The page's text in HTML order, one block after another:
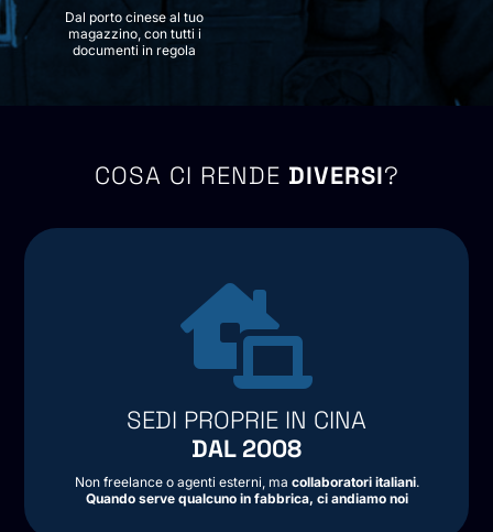
Dal porto cinese al tuo
magazzino, con tutti i
documenti in regola
COSA CI RENDE DIVERSI?

SEDI PROPRIE IN CINA
DAL 2008
Non freelance o agenti esterni, ma collaboratori italiani.
Quando serve qualcuno in fabbrica, ci andiamo noi